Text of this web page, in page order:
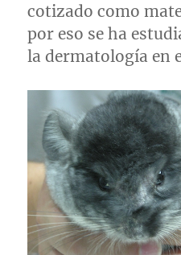
cotizado como
por eso se ha
la dermatología en